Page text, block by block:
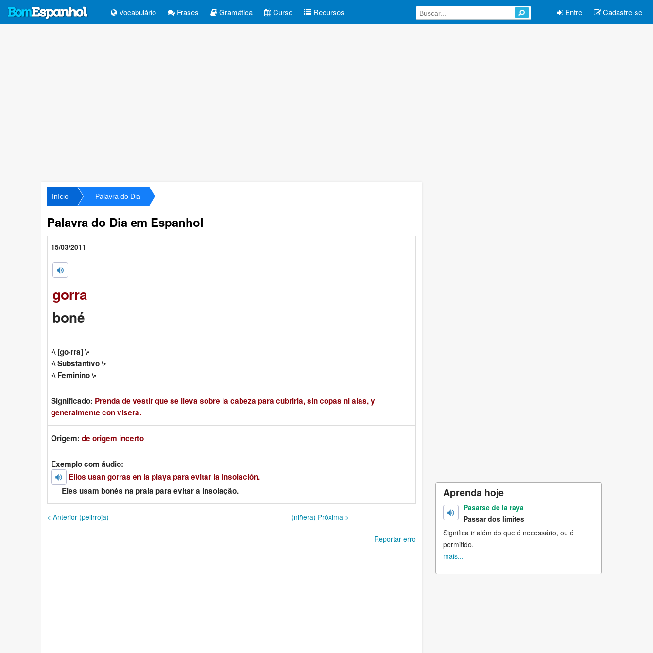
Vocabulário Frases Gramática Curso Recursos Entre Cadastre-se
Início Palavra do Dia
Palavra do Dia em Espanhol
15/03/2011
gorra
boné
•\ [go·rra] \•
•\ Substantivo \•
•\ Feminino \•
Significado: Prenda de vestir que se lleva sobre la cabeza para cubrirla, sin copas ni alas, y
generalmente con visera.
Origem: de origem incerto
Exemplo com áudio:
Ellos usan gorras en la playa para evitar la insolación.
Eles usam bonés na praia para evitar a insolação.
< Anterior (pelirroja) (niñera) Próxima >
Reportar erro
Aprenda hoje
Pasarse de la raya
Passar dos limites
Significa ir além do que é necessário, ou é
permitido.
mais...